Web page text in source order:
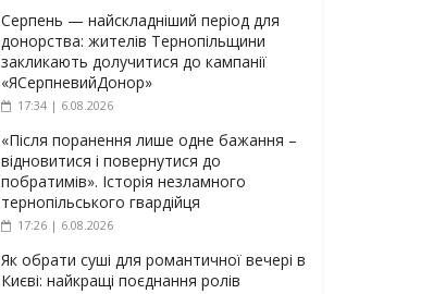
Серпень — найскладніший період для
донорства: жителів Тернопільщини
закликають долучитися до кампанії
«ЯСерпневийДонор»
17:34 | 6.08.2026
«Після поранення лише одне бажання –
відновитися і повернутися до
побратимів». Історія незламного
тернопільського гвардійця
17:26 | 6.08.2026
Як обрати суші для романтичної вечері в
Києві: найкращі поєднання ролів